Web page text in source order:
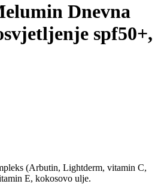
Dnevna
spf50+,
(Arbutin, Lightderm, vitamin C,
E, kokosovo ulje.